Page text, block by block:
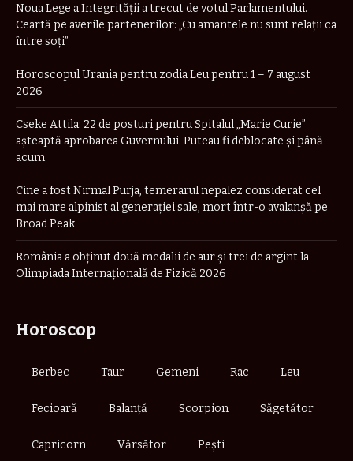
Noua Lege a Integrității a trecut de votul Parlamentului.
Ceartă pe averile partenerilor: „Cu amantele nu sunt relații ca
între soți”
Horoscopul Urania pentru zodia Leu pentru 1 – 7 august
2026
Cseke Attila: 22 de posturi pentru Spitalul „Marie Curie”
așteaptă aprobarea Guvernului. Puteau fi deblocate și până
acum
Cine a fost Nirmal Purja, temerarul nepalez considerat cel
mai mare alpinist al generației sale, mort într-o avalanșă pe
Broad Peak
România a obţinut două medalii de aur şi trei de argint la
Olimpiada Internaţională de Fizică 2026
Horoscop
Berbec Taur Gemeni Rac Leu
Fecioară Balanță Scorpion Săgetător
Capricorn Vărsător Pești